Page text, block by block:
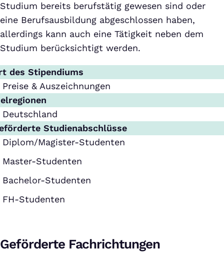
Studium bereits berufstätig gewesen sind oder
eine Berufsausbildung abgeschlossen haben,
allerdings kann auch eine Tätigkeit neben dem
Studium berücksichtigt werden.
des Stipendiums
Preise & Auszeichnungen
Deutschland
Studienabschlüsse
Diplom/Magister-Studenten
Master-Studenten
Bachelor-Studenten
FH-Studenten
Geförderte Fachrichtungen